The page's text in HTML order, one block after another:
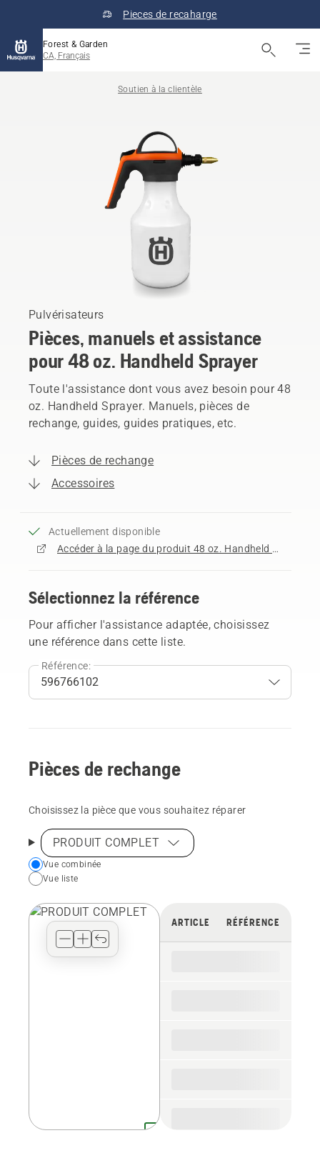
Pieces de recaharge
Forest & Garden
CA, Français
Soutien à la clientèle
Pulvérisateurs
Pièces, manuels et assistance
pour 48 oz. Handheld Sprayer
Toute l'assistance dont vous avez besoin pour 48
oz. Handheld Sprayer. Manuels, pièces de
rechange, guides, guides pratiques, etc.
Pièces de rechange
Accessoires
Actuellement disponible
Accéder à la page du produit 48 oz. Handheld Sprayer
Sélectionnez la référence
Pour afficher l'assistance adaptée, choisissez
une référence dans cette liste.
Référence:
Pièces de rechange
Choisissez la pièce que vous souhaitez réparer
PRODUIT COMPLET
Choose
your
view
Vue combinée
Vue liste
ARTICLE RÉFÉRENCE